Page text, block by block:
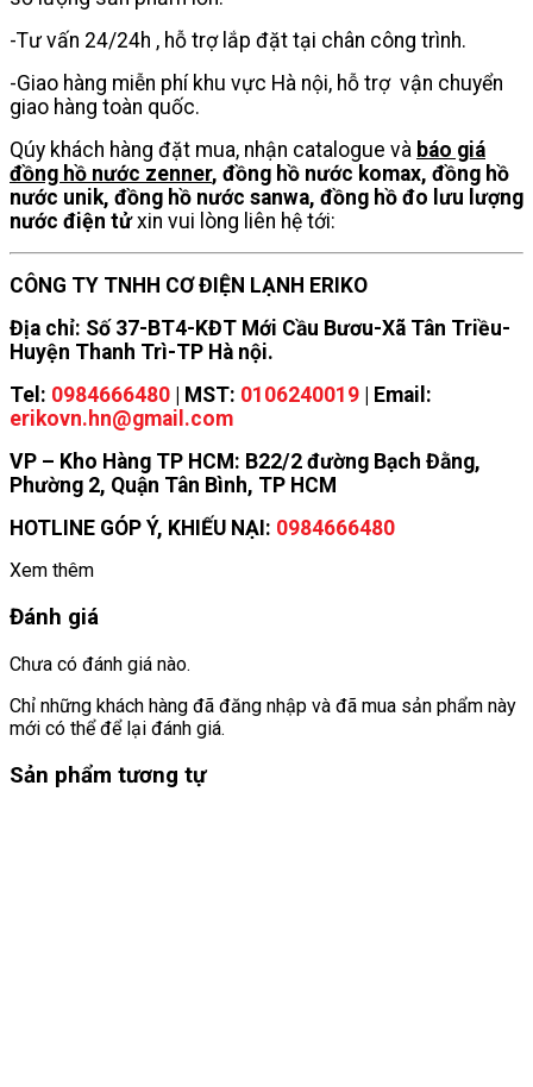
-Tư vấn 24/24h , hỗ trợ lắp đặt tại chân công trình.
-Giao hàng miễn phí khu vực Hà nội, hỗ trợ vận chuyển
giao hàng toàn quốc.
Qúy khách hàng đặt mua, nhận catalogue và báo giá
đồng hồ nước zenner, đồng hồ nước komax, đồng hồ
nước unik, đồng hồ nước sanwa, đồng hồ đo lưu lượng
nước điện tửxin vui lòng liên hệ tới:
CÔNG TY TNHH CƠ ĐIỆN LẠNH ERIKO
Địa chỉ: Số 37-BT4-KĐT Mới Cầu Bươu-Xã Tân Triều-
Huyện Thanh Trì-TP Hà nội.
Tel: 0984666480 | MST: 0106240019 | Email:
erikovn.hn@gmail.com
VP – Kho Hàng TP HCM: B22/2 đường Bạch Đằng,
Phường 2, Quận Tân Bình, TP HCM
HOTLINE GÓP Ý, KHIẾU NẠI: 0984666480
Xem thêm
Đánh giá
Chưa có đánh giá nào.
Chỉ những khách hàng đã đăng nhập và đã mua sản phẩm này
mới có thể để lại đánh giá.
Sản phẩm tương tự